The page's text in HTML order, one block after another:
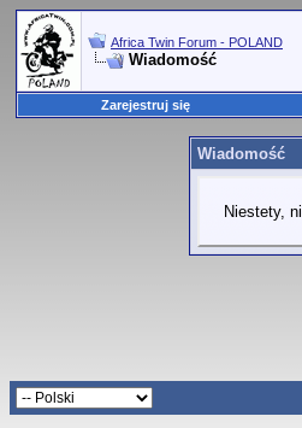
Africa Twin Forum - POLAND
Wiadomość
Zarejestruj się
Wiadomość
Niestety,